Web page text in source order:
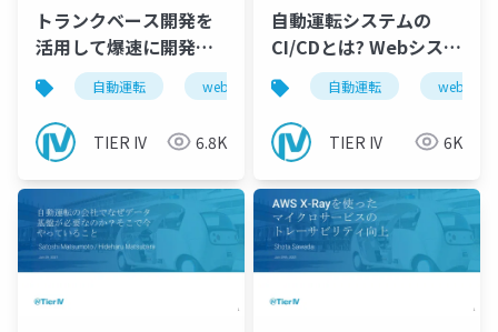
トランクベース開発を
活用して爆速に開発し
た話
自動運転 web sre
TIER IV 6.8K
自動運転システムの
CI/CDとは? Webシステ
ムとの違いってなんだ
自動運転 web
TIER IV 6K